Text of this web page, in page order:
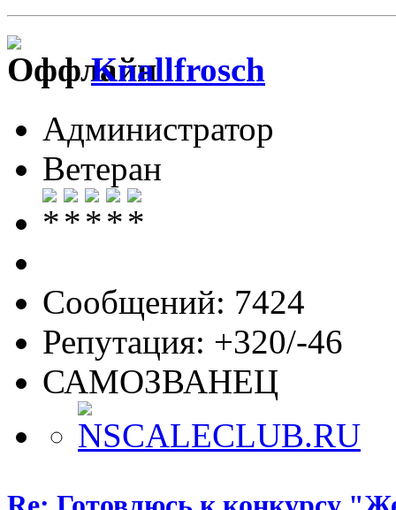
Knallfrosch
Администратор
Ветеран
Сообщений: 7424
Репутация: +320/-46
САМОЗВАНЕЦ